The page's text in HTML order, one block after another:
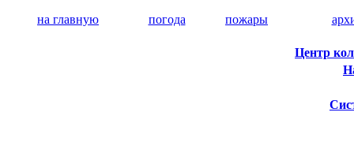
на главную погода пожары
Центр